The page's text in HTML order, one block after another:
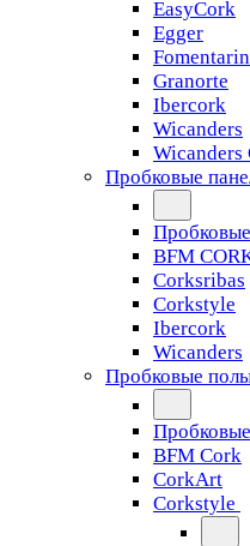
EasyCork
Egger
Granorte
Ibercork
Wicanders
Wicanders
Пробковые
BFM
Corksribas
Corkstyle
Ibercork
Wicanders
Пробковые
BFM Cork
CorkArt
Corkstyle